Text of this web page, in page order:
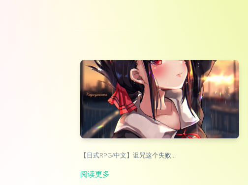
【日式RPG/中文】诅咒这个失败…
阅读更多